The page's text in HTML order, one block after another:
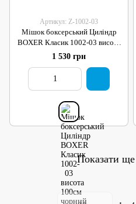
Артикул: Z-1002-03
Мішок боксерський Циліндр
BOXER Класик 1002-03 висота
100см чорний
1 530 грн
Показати ще